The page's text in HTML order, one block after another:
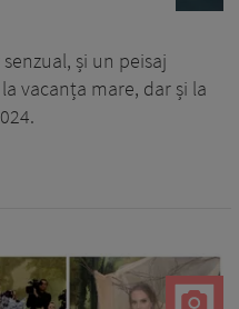
și un peisaj
vacanța mare, dar și la